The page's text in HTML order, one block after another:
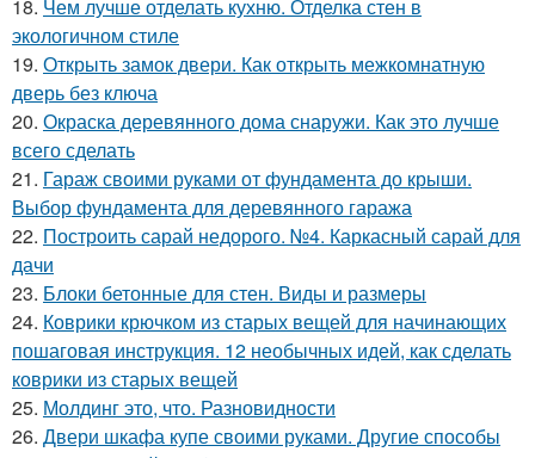
18. Чем лучше отделать кухню. Отделка стен в
экологичном стиле
19. Открыть замок двери. Как открыть межкомнатную
дверь без ключа
20. Окраска деревянного дома снаружи. Как это лучше
всего сделать
21. Гараж своими руками от фундамента до крыши.
Выбор фундамента для деревянного гаража
22. Построить сарай недорого. №4. Каркасный сарай для
дачи
23. Блоки бетонные для стен. Виды и размеры
24. Коврики крючком из старых вещей для начинающих
пошаговая инструкция. 12 необычных идей, как сделать
коврики из старых вещей
25. Молдинг это, что. Разновидности
26. Двери шкафа купе своими руками. Другие способы